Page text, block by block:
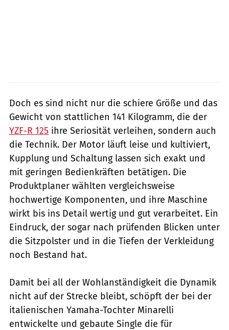
Doch es sind nicht nur die schiere Größe und das
Gewicht von stattlichen 141 Kilogramm, die der
YZF-R 125 ihre Seriosität verleihen, sondern auch
die Technik. Der Motor läuft leise und kultiviert,
Kupplung und Schaltung lassen sich exakt und
mit geringen Bedienkräften betätigen. Die
Produktplaner wählten vergleichsweise
hochwertige Komponenten, und ihre Maschine
wirkt bis ins Detail wertig und gut verarbeitet. Ein
Eindruck, der sogar nach prüfenden Blicken unter
die Sitzpolster und in die Tiefen der Verkleidung
noch Bestand hat.
Damit bei all der Wohlanständigkeit die Dynamik
nicht auf der Strecke bleibt, schöpft der bei der
italienischen Yamaha-Tochter Minarelli
entwickelte und gebaute Single die für